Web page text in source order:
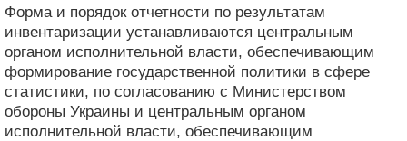
Форма и порядок отчетности по результатам
инвентаризации устанавливаются центральным
органом исполнительной власти, обеспечивающим
формирование государственной политики в сфере
статистики, по согласованию с Министерством
обороны Украины и центральным органом
исполнительной власти, обеспечивающим